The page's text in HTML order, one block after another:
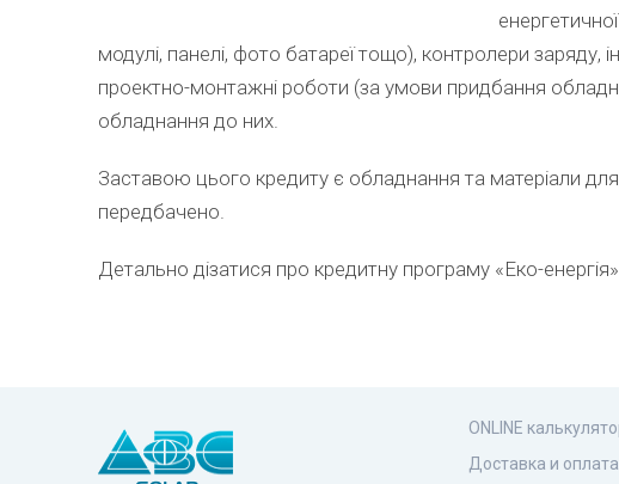
модулі, панелі, фото батареї тощо), контролери заряду,
проектно-монтажні роботи (за умови придбання
обладнання до них.
Заставою цього кредиту є обладнання та матеріали
передбачено.
Детально дізатися про кредитну програму «Еко-
ONLINE
Доставка и оплата